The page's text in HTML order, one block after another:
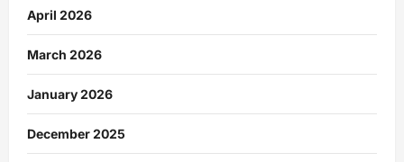
April 2026
March 2026
January 2026
December 2025